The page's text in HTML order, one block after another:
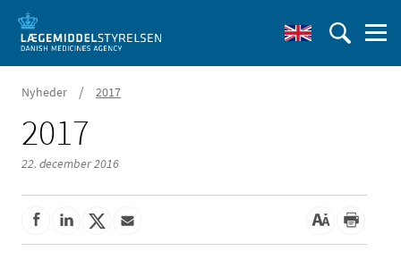
Nyheder / 2017
2017
22. december 2016